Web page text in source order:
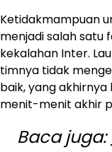
Ketidakmampuan
menjadi salah satu
kekalahan Inter.
timnya tidak
baik, yang
menit-menit akhir
Baca juga: